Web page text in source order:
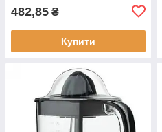
482,85 ₴
Купити